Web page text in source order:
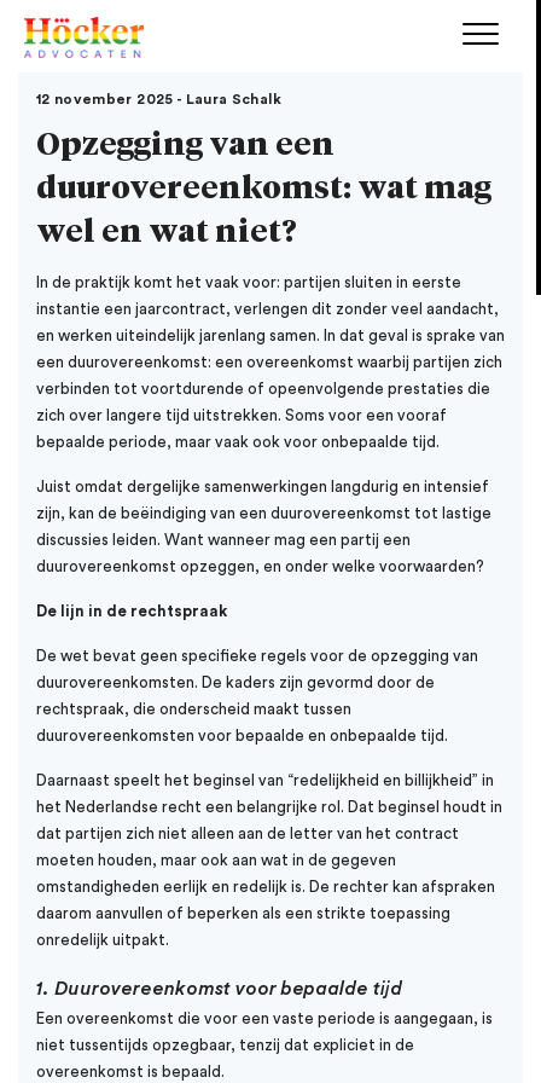
12 november 2025 - Laura Schalk
Opzegging van een
duurovereenkomst: wat mag
wel en wat niet?
In de praktijk komt het vaak voor: partijen sluiten in eerste
instantie een jaarcontract, verlengen dit zonder veel aandacht,
en werken uiteindelijk jarenlang samen. In dat geval is sprake van
een duurovereenkomst: een overeenkomst waarbij partijen zich
verbinden tot voortdurende of opeenvolgende prestaties die
zich over langere tijd uitstrekken. Soms voor een vooraf
bepaalde periode, maar vaak ook voor onbepaalde tijd.
Juist omdat dergelijke samenwerkingen langdurig en intensief
zijn, kan de beëindiging van een duurovereenkomst tot lastige
discussies leiden. Want wanneer mag een partij een
duurovereenkomst opzeggen, en onder welke voorwaarden?
De lijn in de rechtspraak
De wet bevat geen specifieke regels voor de opzegging van
duurovereenkomsten. De kaders zijn gevormd door de
rechtspraak, die onderscheid maakt tussen
duurovereenkomsten voor bepaalde en onbepaalde tijd.
Daarnaast speelt het beginsel van “redelijkheid en billijkheid” in
het Nederlandse recht een belangrijke rol. Dat beginsel houdt in
dat partijen zich niet alleen aan de letter van het contract
moeten houden, maar ook aan wat in de gegeven
omstandigheden eerlijk en redelijk is. De rechter kan afspraken
daarom aanvullen of beperken als een strikte toepassing
onredelijk uitpakt.
1. Duurovereenkomst voor bepaalde tijd
Een overeenkomst die voor een vaste periode is aangegaan, is
niet tussentijds opzegbaar, tenzij dat expliciet in de
overeenkomst is bepaald.